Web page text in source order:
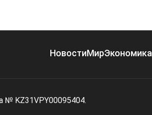
НовостиМирЭкономика
№ KZ31VPY00095404.